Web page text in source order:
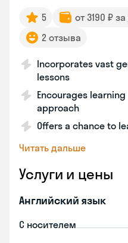
5 от 3190 ₽
2 отзыва
Incorporates vast
lessons
Encourages
approach
Offers a chance to
Читать дальше
Услуги и цены
Английский язык
С носителем